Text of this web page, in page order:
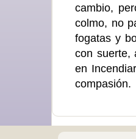
cambio,
colmo, no
fogatas y
con suerte,
en
compasión.